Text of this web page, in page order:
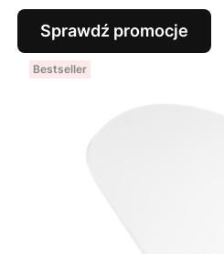
Sprawdź promocje
Bestseller